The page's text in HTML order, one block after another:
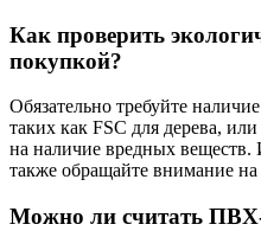
Как проверить
покупкой?
Обязательно требуйте
таких как FSC для дерева,
на наличие вредных веществ.
также обращайте внимание на
Можно ли считать